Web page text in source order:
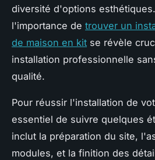
diversité d'options
l'importance de trouver un
de maison en kit se révèle
installation professionnelle
qualité.
Pour réussir l'installation de
essentiel de suivre quelques
inclut la préparation du site,
modules, et la finition des